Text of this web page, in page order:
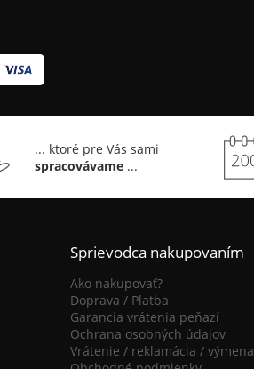
Sprievodca nakupovaním
Ako nakupovať?
Doprava / Platba
Garancia vrátenia peňazí
Ochrana osobných údajov
Vrátenie / reklamácia / výmena
... ktoré pre Vás sami
spracovávame ...